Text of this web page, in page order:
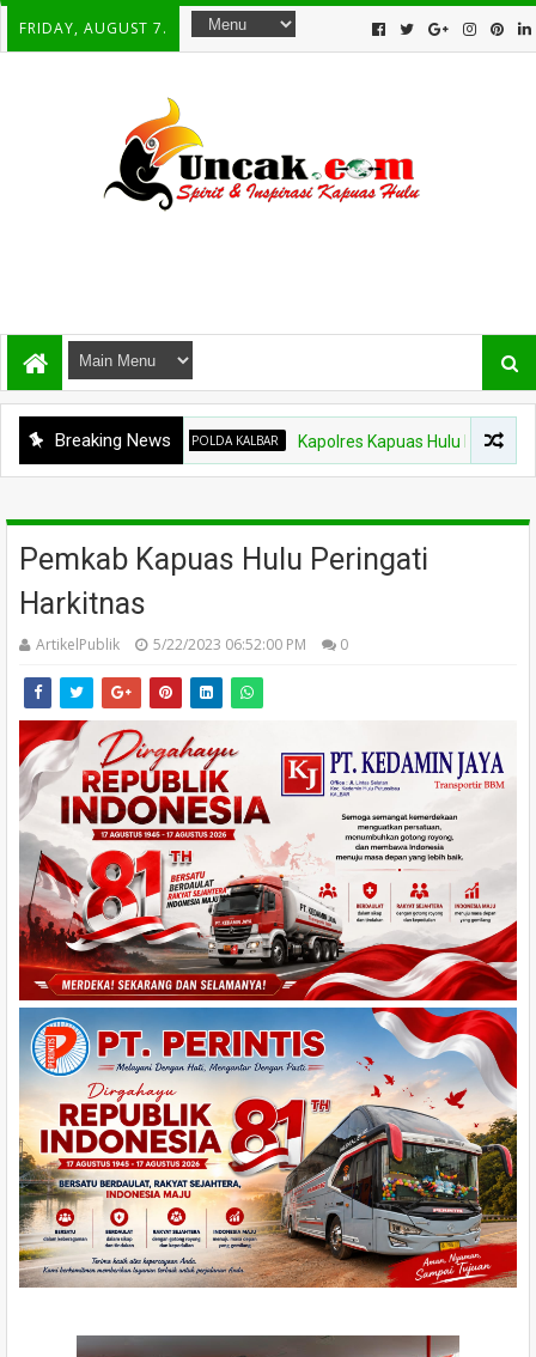
FRIDAY, AUGUST 7.
Breaking NewsPOLDA KALBAR Kapolres Kapuas Hulu Berganti,
Pemkab Kapuas Hulu Peringati
Harkitnas
ArtikelPublik 5/22/2023 06:52:00 PM 0